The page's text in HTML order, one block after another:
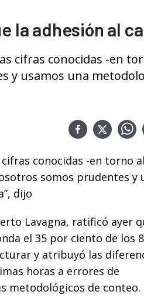
la adhesión al
cifras conocidas -en
y usamos una
conocidas -en torno
somos prudentes y
dijo
Lavagna, ratificó ayer
el 35 por ciento de los
y atribuyó las
horas a errores de
metodológicos de conteo.